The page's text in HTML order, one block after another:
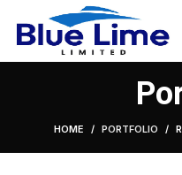
HOME PORTFOLIO